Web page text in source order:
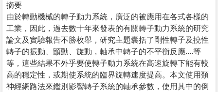
摘要
由於轉動機械的轉子動力系統，廣泛的被應用在各式各樣的
工業，因此，過去數十年來發表的有關轉子動力系統的研究
論文及實驗報告不勝枚舉，研究主題囊括了剛性轉子及撓性
轉子的振動、顫動、旋動，軸承中轉子的不平衡反應....等
等，這些結果不外乎要使轉子動力系統在高速旋轉下能有較
高的穩定性，或期使系統的臨界旋轉速度提高。本文使用類
神經網路法來鑑別影響轉子系統的軸承參數，使用其中的倒